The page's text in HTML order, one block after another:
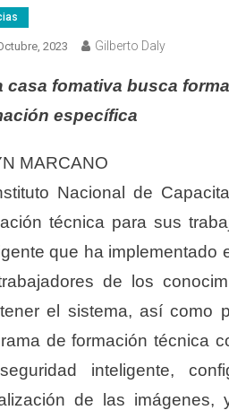
2023 Gilberto Daly
casa fomativa busca
específica
MARCANO
Nacional de
técnica para sus
que ha implementado
de los
el sistema, así como
de formación técnica
inteligente,
de las